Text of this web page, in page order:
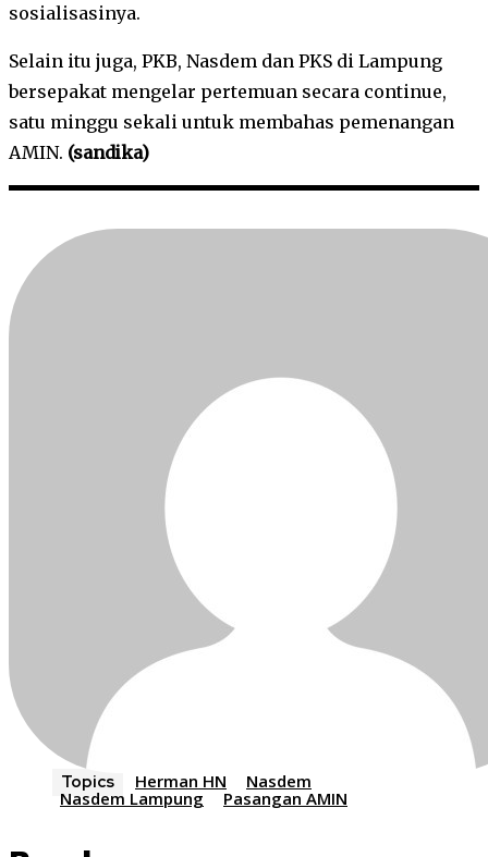
sosialisasinya.
Selain itu juga, PKB, Nasdem dan PKS di Lampung
bersepakat mengelar pertemuan secara continue,
satu minggu sekali untuk membahas pemenangan
AMIN. (sandika)
Topics Herman HN
Nasdem
Nasdem Lampung
Pasangan AMIN